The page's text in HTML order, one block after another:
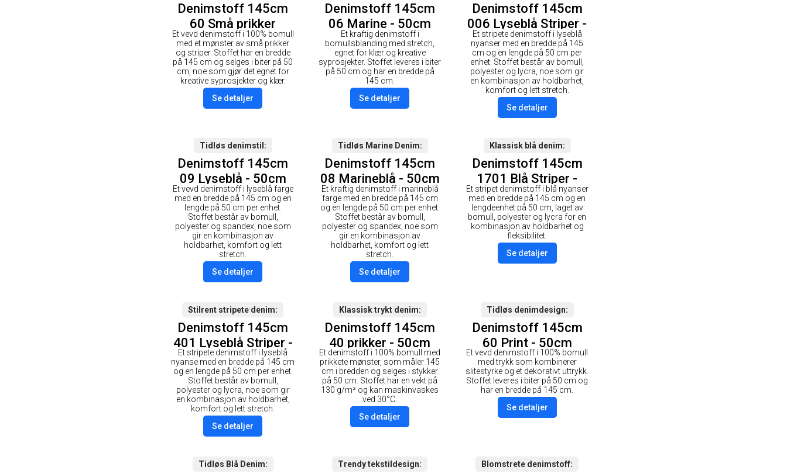
Denimstoff 145cm
60 Små prikker
Striper - 50cm
Et vevd denimstoff i 100% bomull
med et mønster av små prikker
og striper. Stoffet har en bredde
på 145 cm og selges i biter på 50
cm, noe som gjør det egnet for
kreative syprosjekter og klær.
Se detaljer
Denimstoff 145cm
06 Marine - 50cm
Et kraftig denimstoff i
bomullsblanding med stretch,
egnet for klær og kreative
syprosjekter. Stoffet leveres i biter
på 50 cm og har en bredde på
145 cm.
Se detaljer
Denimstoff 145cm
006 Lyseblå Striper -
50cm
Et stripete denimstoff i lyseblå
nyanser med en bredde på 145
cm og en lengde på 50 cm per
enhet. Stoffet består av bomull,
polyester og lycra, noe som gir
en kombinasjon av holdbarhet,
komfort og lett stretch.
Se detaljer
Tidløs denimstil
Denimstoff 145cm
09 Lyseblå - 50cm
Et vevd denimstoff i lyseblå farge
med en bredde på 145 cm og en
lengde på 50 cm per enhet.
Stoffet består av bomull,
polyester og spandex, noe som
gir en kombinasjon av
holdbarhet, komfort og lett
stretch.
Se detaljer
Tidløs Marine Denim
Denimstoff 145cm
08 Marineblå - 50cm
Et kraftig denimstoff i marineblå
farge med en bredde på 145 cm
og en lengde på 50 cm per enhet.
Stoffet består av bomull,
polyester og spandex, noe som
gir en kombinasjon av
holdbarhet, komfort og lett
stretch.
Se detaljer
Klassisk blå denim
Denimstoff 145cm
1701 Blå Striper -
50cm
Et stripet denimstoff i blå nyanser
med en bredde på 145 cm og en
lengdeenhet på 50 cm, laget av
bomull, polyester og lycra for en
kombinasjon av holdbarhet og
fleksibilitet.
Se detaljer
Stilrent stripete denim
Denimstoff 145cm
401 Lyseblå Striper -
50cm
Et stripete denimstoff i lyseblå
nyanse med en bredde på 145 cm
og en lengde på 50 cm per enhet.
Stoffet består av bomull,
polyester og lycra, noe som gir
en kombinasjon av holdbarhet,
komfort og lett stretch.
Se detaljer
Klassisk trykt denim
Denimstoff 145cm
40 prikker - 50cm
Et denimstoff i 100% bomull med
prikkete mønster, som måler 145
cm i bredden og selges i stykker
på 50 cm. Stoffet har en vekt på
130 g/m² og kan maskinvaskes
ved 30°C.
Se detaljer
Tidløs denimdesign
Denimstoff 145cm
60 Print - 50cm
Et vevd denimstoff i 100% bomull
med trykk som kombinerer
slitestyrke og et dekorativt uttrykk.
Stoffet leveres i biter på 50 cm og
har en bredde på 145 cm.
Se detaljer
Tidløs Blå Denim Trendy tekstildesign Blomstrete denimstoff